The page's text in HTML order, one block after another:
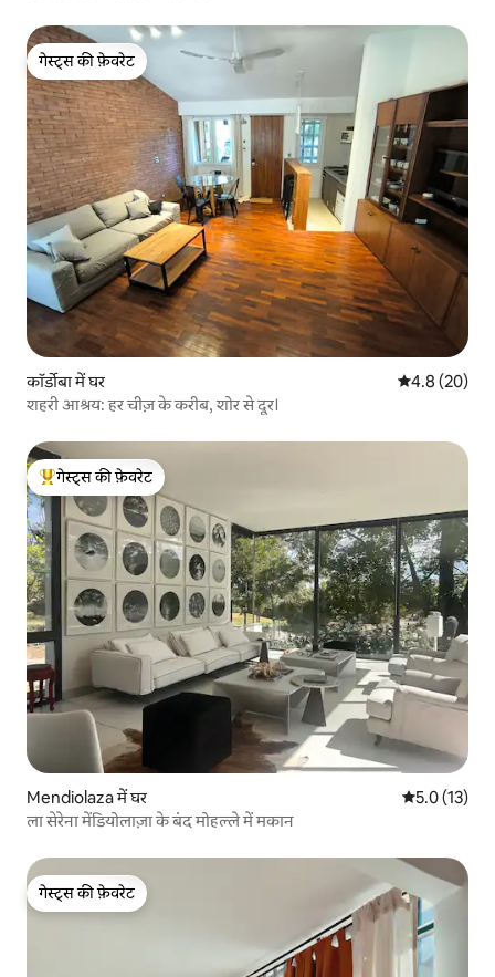
गेस्ट्स की फ़ेवरेट
गेस्ट्स की फ़ेवरेट
कॉर्डोबा में घर औसत रेटिंग 5 में
4.8 (20)
शहरी आश्रय: हर चीज़ के करीब, शोर से दूर।
गेस्ट्स का टॉप फ़ेवरेट
गेस्ट्स की फ़ेवरेट
Mendiolaza में घर औसत रेटिंग 5
5.0 (13)
ला सेरेना मेंडियोलाज़ा के बंद मोहल्ले में मकान
गेस्ट्स की फ़ेवरेट
गेस्ट्स की फ़ेवरेट